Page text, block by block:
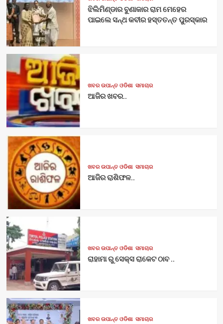
ଝିଲିମିଣ୍ଡାର ବୁଣାକାର ରାମ ମେହେର
ପାଇଲେ ସନ୍ଥ କବୀର ହସ୍ତତନ୍ତ ପୁରସ୍କାର
ଖବର ଉପାନ୍ତ ଓଡିଶା ସମାଚାର
ଆଜିର ଖବର..
ଖବର ଉପାନ୍ତ ଓଡିଶା ସମାଚାର
ଆଜିର ରାଶିଫଳ..
ଖବର ଉପାନ୍ତ ଓଡିଶା ସମାଚାର
ରାହାମା ରୁ ସେକ୍ସ ରାକେଟ ଠାବ ..
ଖବର ଉପାନ୍ତ ଓଡିଶା ସମାଚାର